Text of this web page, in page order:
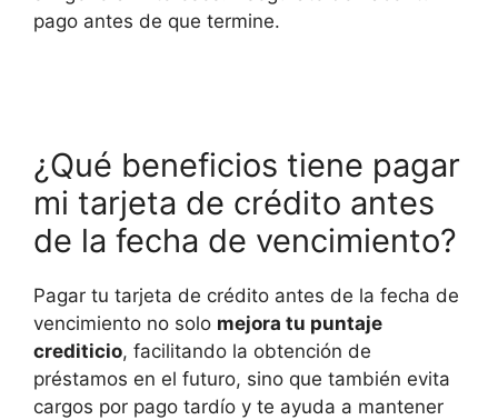
pago antes de que termine.
¿Qué beneficios tiene pagar
mi tarjeta de crédito antes
de la fecha de vencimiento?
Pagar tu tarjeta de crédito antes de la fecha de
vencimiento no solo mejora tu puntaje
crediticio, facilitando la obtención de
préstamos en el futuro, sino que también evita
cargos por pago tardío y te ayuda a mantener